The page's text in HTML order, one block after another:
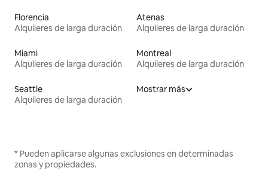
Florencia
Alquileres de larga duración
Atenas
Alquileres de larga duración
Miami
Alquileres de larga duración
Montreal
Alquileres de larga duración
Seattle
Alquileres de larga duración
Mostrar más
* Pueden aplicarse algunas exclusiones en determinadas
zonas y propiedades.